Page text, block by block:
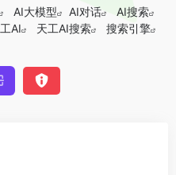
AI大模型 AI对话
AI搜索
AI 天工AI搜索
搜索引擎